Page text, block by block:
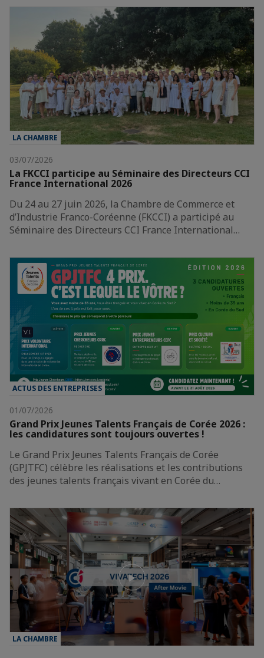
LA CHAMBRE
03/07/2026
La FKCCI participe au Séminaire des Directeurs CCI
France International 2026
Du 24 au 27 juin 2026, la Chambre de Commerce et
d’Industrie Franco-Coréenne (FKCCI) a participé au
Séminaire des Directeurs CCI France International…
ACTUS DES ENTREPRISES
01/07/2026
Grand Prix Jeunes Talents Français de Corée 2026 :
les candidatures sont toujours ouvertes !
Le Grand Prix Jeunes Talents Français de Corée
(GPJTFC) célèbre les réalisations et les contributions
des jeunes talents français vivant en Corée du…
LA CHAMBRE